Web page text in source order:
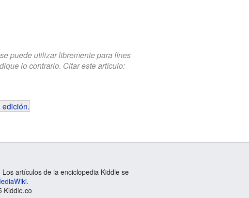
puede utilizar libremente para fines
lo contrario. Citar este artículo:
edición.
artículos de la enciclopedia Kiddle se
.
Kiddle.co